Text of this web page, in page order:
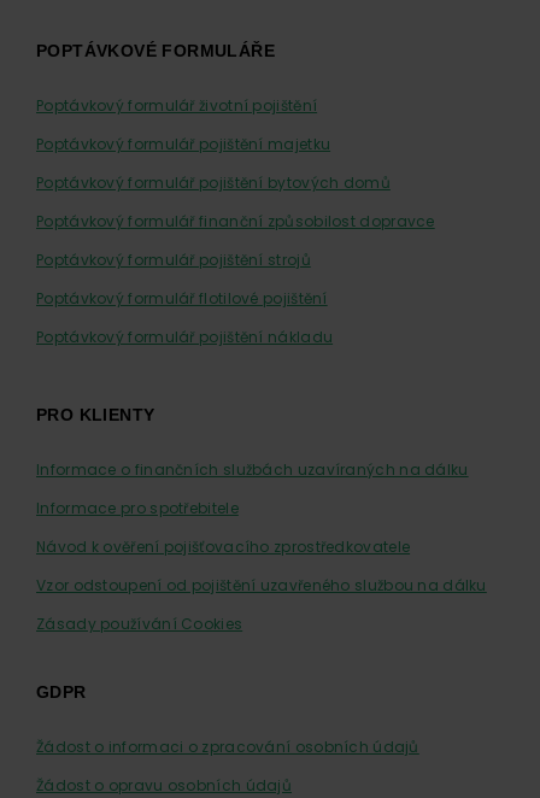
POPTÁVKOVÉ FORMULÁŘE
Poptávkový formulář životní pojištění
Poptávkový formulář pojištění majetku
Poptávkový formulář pojištění bytových domů
Poptávkový formulář finanční způsobilost dopravce
Poptávkový formulář pojištění strojů
Poptávkový formulář flotilové pojištění
Poptávkový formulář pojištění nákladu
PRO KLIENTY
Informace o finančních službách uzavíraných na dálku
Informace pro spotřebitele
Návod k ověření pojišťovacího zprostředkovatele
Vzor odstoupení od pojištění uzavřeného službou na dálku
Zásady používání Cookies
GDPR
Žádost o informaci o zpracování osobních údajů
Žádost o opravu osobních údajů